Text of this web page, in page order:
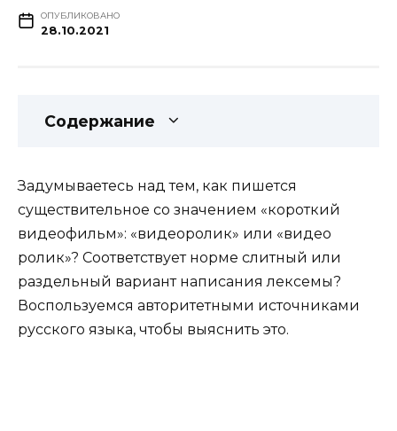
ОПУБЛИКОВАНО
28.10.2021
Содержание
Задумываетесь над тем, как пишется
существительное со значением «короткий
видеофильм»: «видеоролик» или «видео
ролик»? Соответствует норме слитный или
раздельный вариант написания лексемы?
Воспользуемся авторитетными источниками
русского языка, чтобы выяснить это.